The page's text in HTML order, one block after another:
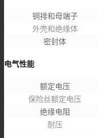
铜排和母端子
外壳和绝缘体
密封体
电气性能
额定电压
保险丝额定电压
绝缘电阻
耐压